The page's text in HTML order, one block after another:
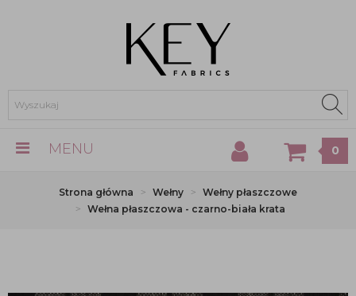
MENU 0
Strona główna Wełny
Wełny płaszczowe
Wełna płaszczowa - czarno-biała krata